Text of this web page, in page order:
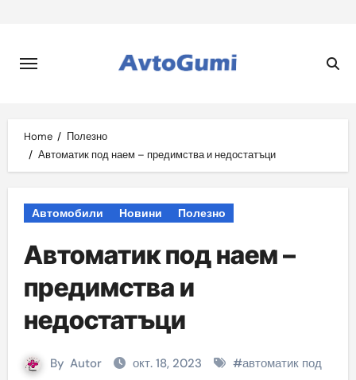
content
Home
Полезно
Автоматик под наем – предимства и недостатъци
Автомобили Новини Полезно
Автоматик под наем –
предимства и
недостатъци
By Autor окт. 18, 2023 #автоматик под